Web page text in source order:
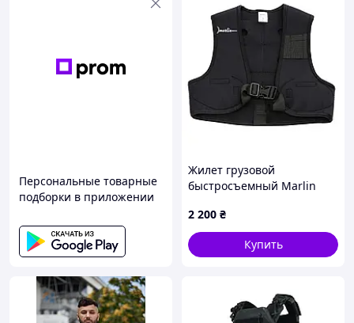
Персональные товарные
подборки в приложении
Жилет грузовой
быстросъемный Marlin
2 200 ₴
Купить